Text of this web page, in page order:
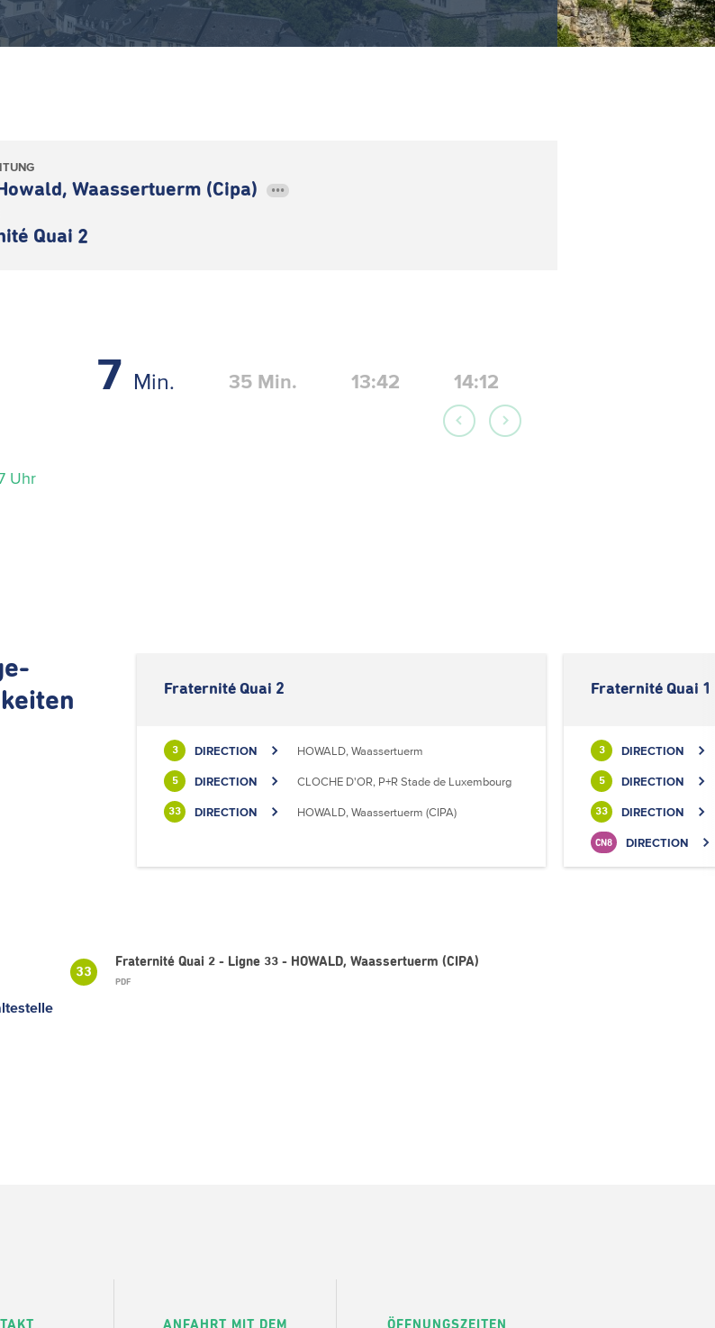
Waassertuerm (Cipa) •••
Quai 2
Uhr
7 Min. 35 Min. 13:42 14:12
Fraternité Quai 2
3 DIRECTION HOWALD, Waassertuerm
5 DIRECTION CLOCHE D'OR, P+R Stade de Luxembourg
33 DIRECTION HOWALD, Waassertuerm (CIPA)
Fraternité Quai 1
3 DIRECTION
5 DIRECTION
33 DIRECTION
CN8 DIRECTION
33
Fraternité Quai 2 - Ligne 33 - HOWALD, Waassertuerm (CIPA)
PDF
ANFAHRT MIT DEM
ÖFFNUNGSZEITEN